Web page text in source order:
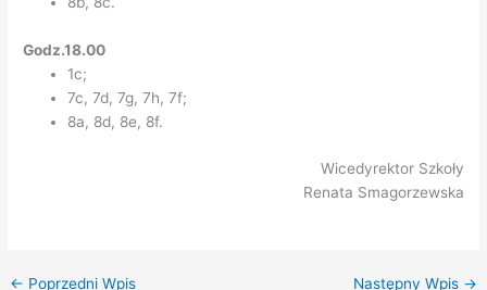
Godz.18.00
1c;
7c, 7d, 7g, 7h, 7f;
8a, 8d, 8e, 8f.
Wicedyrektor Szkoły
Renata Smagorzewska
← Poprzedni Wpis Następny Wpis →